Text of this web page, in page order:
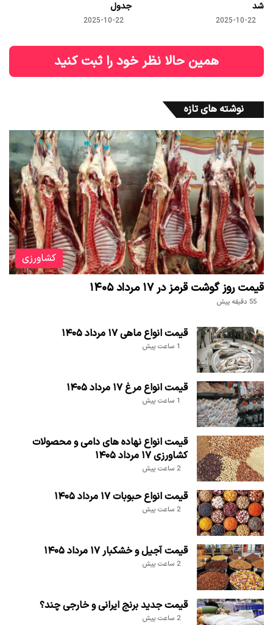
شد
2025-10-22
جدول
2025-10-22
همین حالا نظر خود را ثبت کنید
نوشته های تازه
کشاورزی
قیمت روز گوشت قرمز در ۱۷ مرداد ۱۴۰۵
55 دقیقه پیش
قیمت انواع ماهی ۱۷ مرداد ۱۴۰۵
1 ساعت پیش
قیمت انواع مرغ ۱۷ مرداد ۱۴۰۵
1 ساعت پیش
قیمت انواع نهاده های دامی و محصولات
کشاورزی ۱۷ مرداد ۱۴۰۵
2 ساعت پیش
قیمت انواع حبوبات ۱۷ مرداد ۱۴۰۵
2 ساعت پیش
قیمت آجیل و خشکبار ۱۷ مرداد ۱۴۰۵
2 ساعت پیش
قیمت جدید برنج ایرانی و خارجی چند؟
2 ساعت پیش